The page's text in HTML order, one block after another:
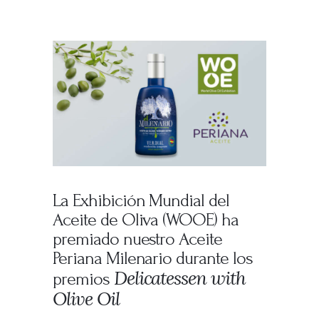
La Exhibición Mundial del
Aceite de Oliva (WOOE) ha
premiado nuestro Aceite
Periana Milenario durante los
premios Delicatessen with
Olive Oil